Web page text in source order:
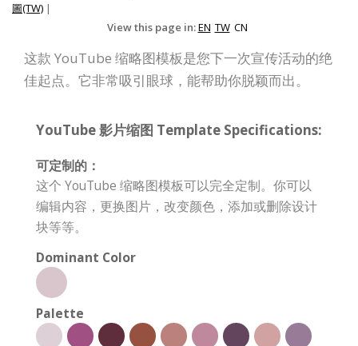
圖(TW) |
View this page in:EN TW CN
这款 YouTube 缩略图模板是您下一次宣传活动的绝
佳起点。它非常吸引眼球，能帮助你脱颖而出。
YouTube 影片缩图 Template Specifications:
可定制的：
这个 YouTube 缩略图模板可以完全定制。你可以
编辑内容，更换图片，改变颜色，添加或删除设计
块等等。
Dominant Color
Palette